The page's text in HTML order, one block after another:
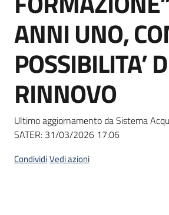
ANNI UNO,
POSSIBILITA’
RINNOVO
Ultimo aggiornamento da Sistema
SATER: 31/03/2026 17:06
CondividiVedi azioni